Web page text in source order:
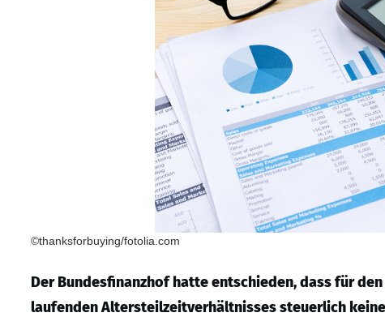
©thanksforbuying/fotolia.com
Der Bundesfinanzhof hatte entschieden, dass für
laufenden Altersteilzeitverhältnisses steuerlich